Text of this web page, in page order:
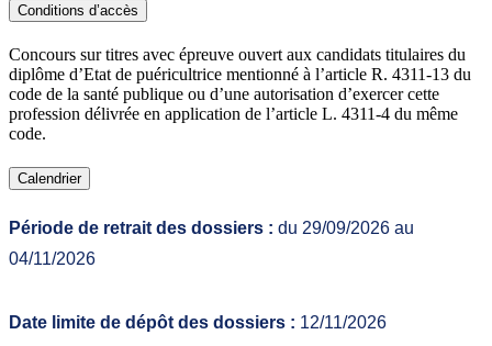
Conditions d’accès
Concours sur titres avec épreuve ouvert aux candidats titulaires du
diplôme d’Etat de puéricultrice mentionné à l’article R. 4311-13 du
code de la santé publique ou d’une autorisation d’exercer cette
profession délivrée en application de l’article L. 4311-4 du même
code.
Calendrier
Période de retrait des dossiers : du 29/09/2026 au
04/11/2026
Date limite de dépôt des dossiers : 12/11/2026